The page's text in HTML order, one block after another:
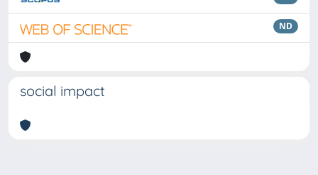
ND
social impact